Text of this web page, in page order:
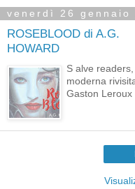
venerdì 26 gennaio
ROSEBLOOD di A.G.
HOWARD
S alve
moderna
Gaston Leroux